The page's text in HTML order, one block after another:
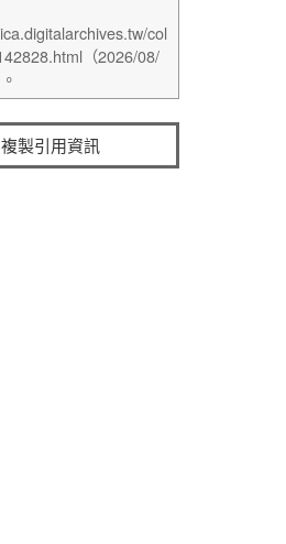
複製引用資訊